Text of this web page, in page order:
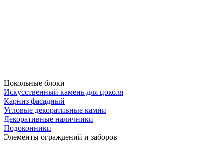
Цокольные блоки
Искусственный камень для цоколя
Карниз фасадный
Угловые декоративные камни
Декоративные наличники
Подоконники
Элементы ограждений и заборов